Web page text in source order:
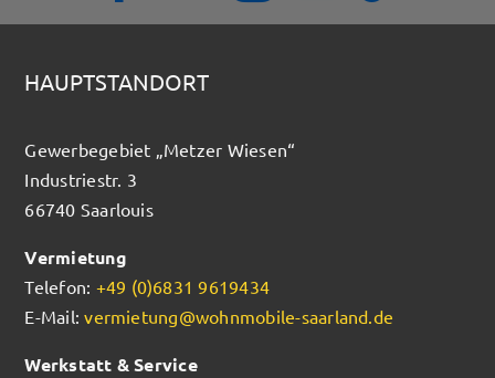
HAUPTSTANDORT
Gewerbegebiet „Metzer Wiesen“
Industriestr. 3
66740 Saarlouis
Vermietung
Telefon: +49 (0)6831 9619434
E-Mail:vermietung@wohnmobile-saarland.de
Werkstatt & Service